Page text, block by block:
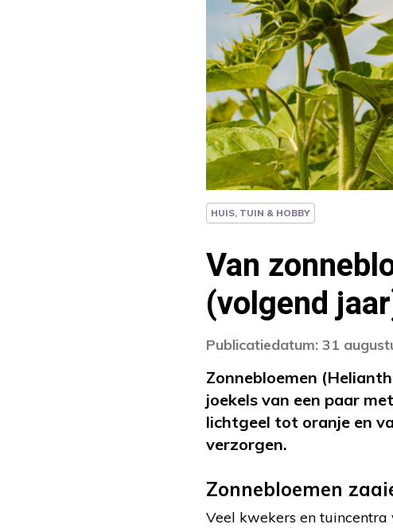
HUIS, TUIN & HOBBY
Van
(volgend
Publicatiedatum: 31
Zonnebloemen
joekels van een paar
lichtgeel tot oranje en
verzorgen.
Zonnebloemen
Veel kwekers en